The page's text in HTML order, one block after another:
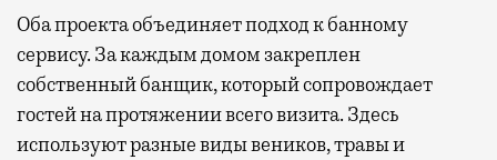
Оба проекта объединяет подход к банному
сервису. За каждым домом закреплен
собственный банщик, который сопровождает
гостей на протяжении всего визита. Здесь
используют разные виды веников, травы и